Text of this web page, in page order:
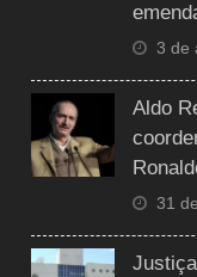
3 de
Aldo
31